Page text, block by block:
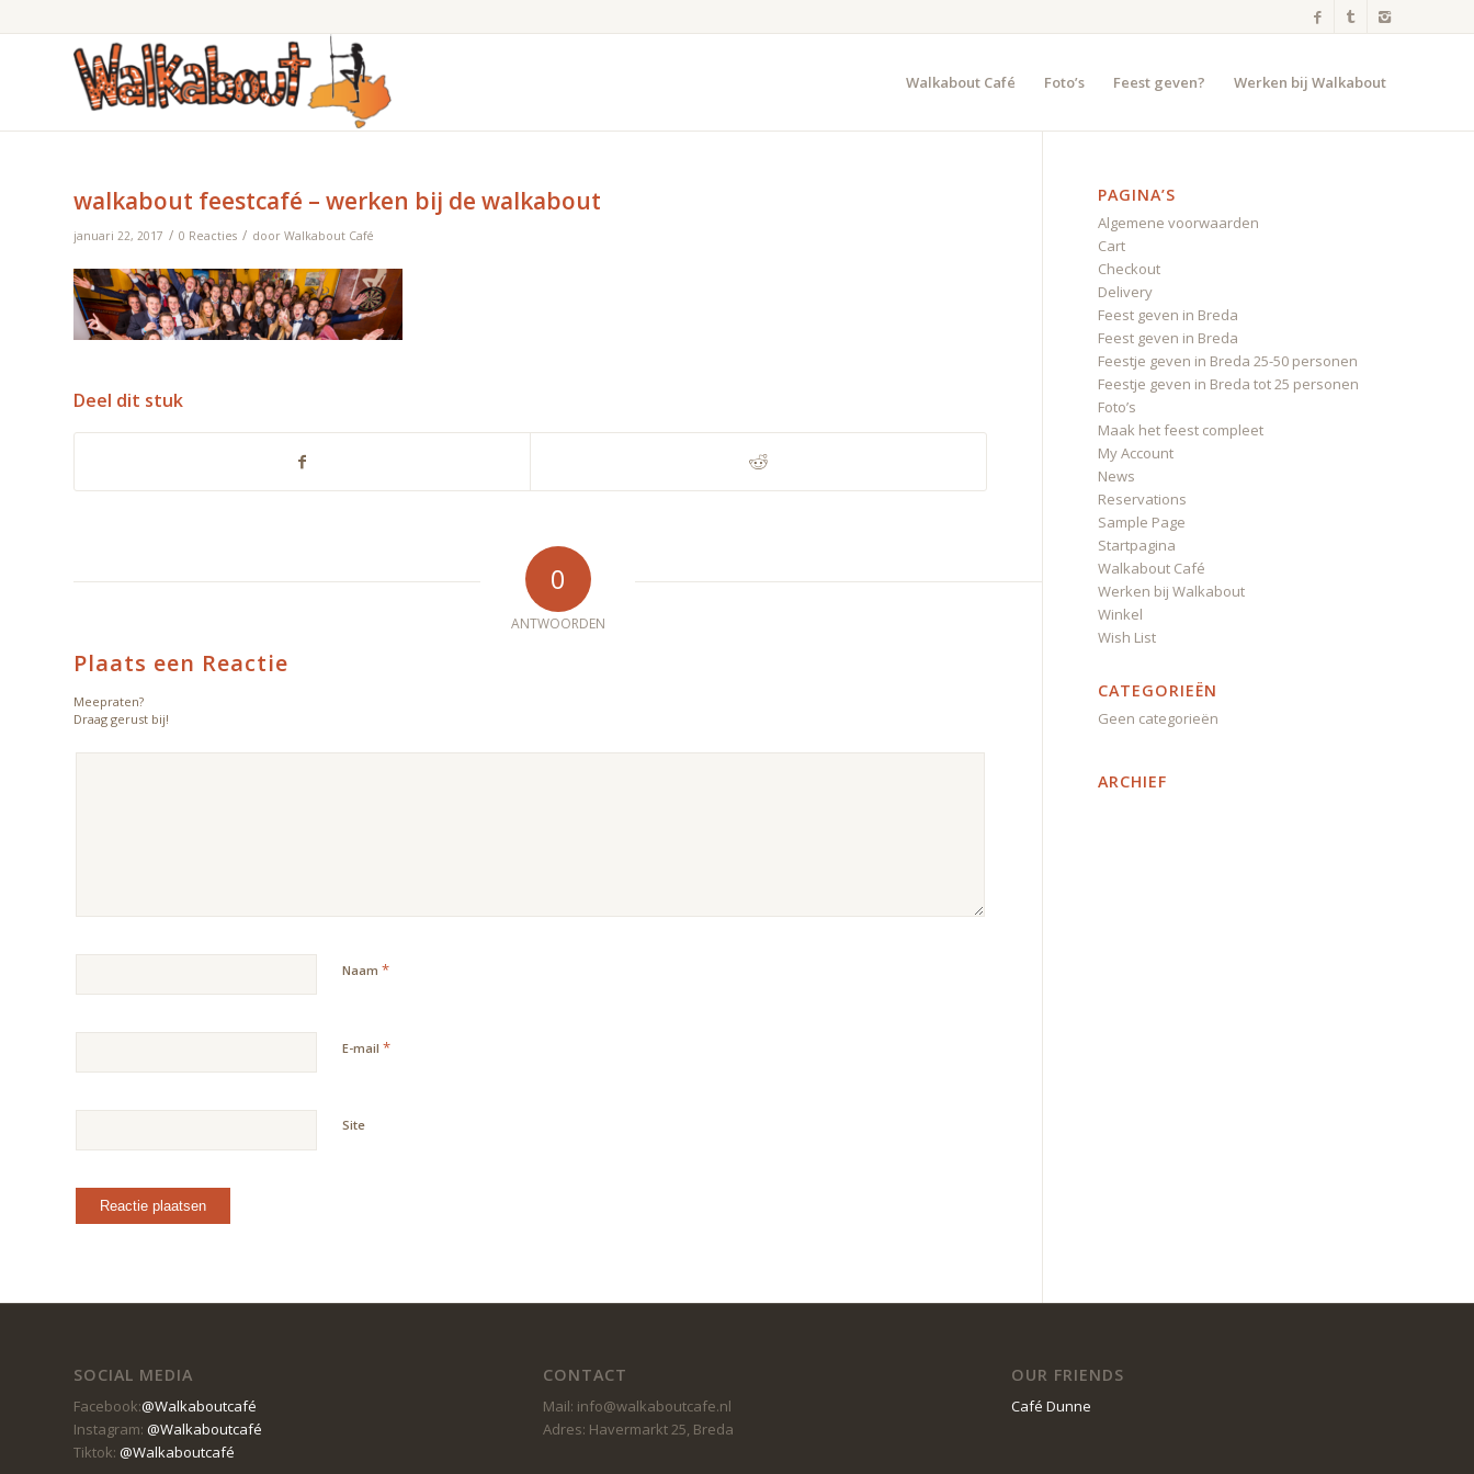
Walkabout Café Foto’s Feest geven? Werken bij Walkabout
walkabout feestcafé – werken bij de walkabout
januari 22, 2017 / 0 Reacties / door Walkabout Café
Deel dit stuk
0
ANTWOORDEN
Plaats een Reactie
Meepraten?
Draag gerust bij!
Naam *
E-mail *
Site
PAGINA’S
Algemene voorwaarden
Cart
Checkout
Delivery
Feest geven in Breda
Feest geven in Breda
Feestje geven in Breda 25-50 personen
Feestje geven in Breda tot 25 personen
Foto’s
Maak het feest compleet
My Account
News
Reservations
Sample Page
Startpagina
Walkabout Café
Werken bij Walkabout
Winkel
Wish List
CATEGORIEËN
Geen categorieën
ARCHIEF
SOCIAL MEDIA
Facebook:@Walkaboutcafé
Instagram: @Walkaboutcafé
Tiktok: @Walkaboutcafé
CONTACT
Mail: info@walkaboutcafe.nl
Adres: Havermarkt 25, Breda
OUR FRIENDS
Café Dunne